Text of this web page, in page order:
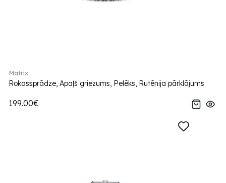
Matrix
Rokassprādze, Apaļš griezums, Pelēks, Rutēnija pārklājums
199.00€